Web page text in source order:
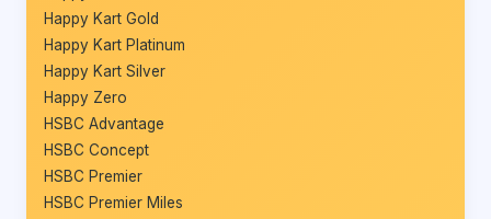
Happy Kart Gold
Happy Kart Platinum
Happy Kart Silver
Happy Zero
HSBC Advantage
HSBC Concept
HSBC Premier
HSBC Premier Miles